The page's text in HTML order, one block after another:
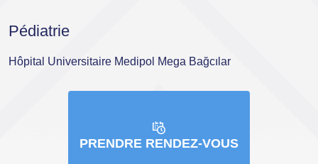
Pédiatrie
Hôpital Universitaire Medipol Mega Bağcılar
PRENDRE RENDEZ-VOUS